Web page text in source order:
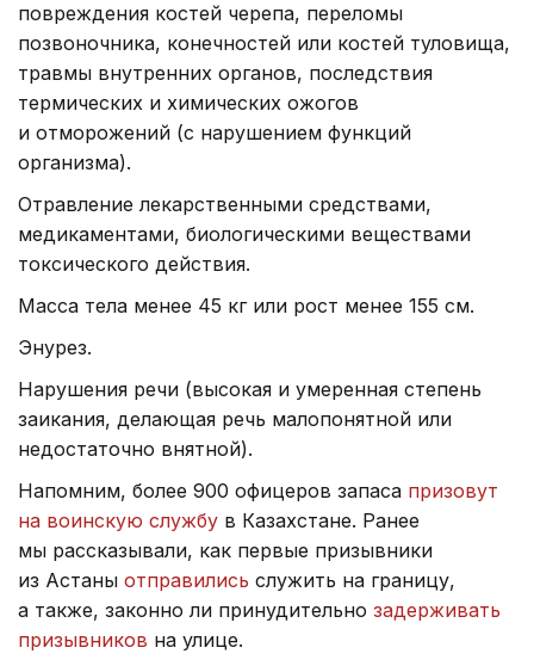
повреждения костей черепа, переломы
позвоночника, конечностей или костей туловища,
травмы внутренних органов, последствия
термических и химических ожогов
и отморожений (с нарушением функций
организма).
Отравление лекарственными средствами,
медикаментами, биологическими веществами
токсического действия.
Масса тела менее 45 кг или рост менее 155 см.
Энурез.
Нарушения речи (высокая и умеренная степень
заикания, делающая речь малопонятной или
недостаточно внятной).
Напомним, более 900 офицеров запаса призовут
на воинскую службу в Казахстане. Ранее
мы рассказывали, как первые призывники
из Астаны отправились служить на границу,
а также, законно ли принудительно задерживать
призывников на улице.